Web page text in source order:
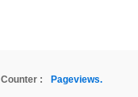
Counter :
Pageviews.